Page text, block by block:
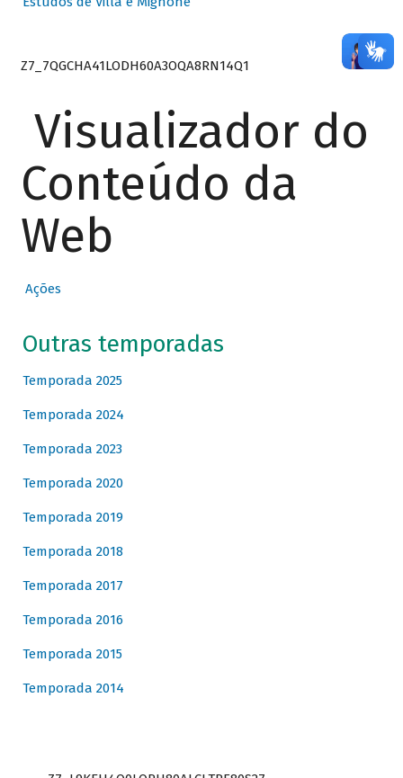
Z7_7QGCHA41LODH60A3OQA8RN14Q1
Visualizador do
Conteúdo da
Web
Ações
Outras temporadas
Temporada 2025
Temporada 2024
Temporada 2023
Temporada 2020
Temporada 2019
Temporada 2018
Temporada 2017
Temporada 2016
Temporada 2015
Temporada 2014